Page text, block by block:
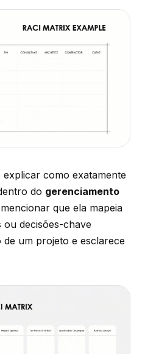
explicar como exatamente
do gerenciamento
que ela mapeia
decisões-chave
um projeto e esclarece